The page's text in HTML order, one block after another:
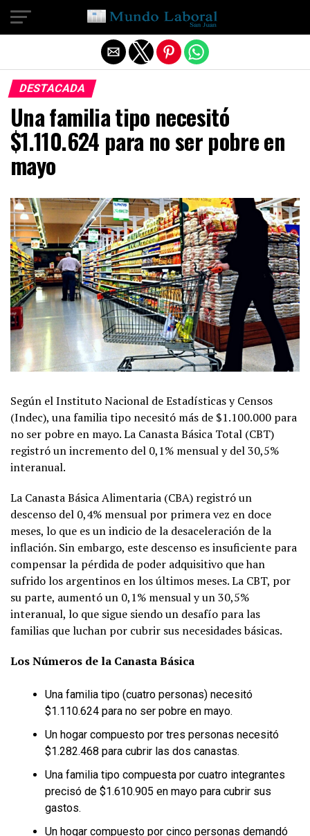
DESTACADA
Una familia tipo necesitó
$1.110.624 para no ser pobre en
mayo
Según el Instituto Nacional de Estadísticas y Censos
(Indec), una familia tipo necesitó más de $1.100.000 para
no ser pobre en mayo. La Canasta Básica Total (CBT)
registró un incremento del 0,1% mensual y del 30,5%
interanual.
La Canasta Básica Alimentaria (CBA) registró un
descenso del 0,4% mensual por primera vez en doce
meses, lo que es un indicio de la desaceleración de la
inflación. Sin embargo, este descenso es insuficiente para
compensar la pérdida de poder adquisitivo que han
sufrido los argentinos en los últimos meses. La CBT, por
su parte, aumentó un 0,1% mensual y un 30,5%
interanual, lo que sigue siendo un desafío para las
familias que luchan por cubrir sus necesidades básicas.
Los Números de la Canasta Básica
Una familia tipo (cuatro personas) necesitó
$1.110.624 para no ser pobre en mayo.
Un hogar compuesto por tres personas necesitó
$1.282.468 para cubrir las dos canastas.
Una familia tipo compuesta por cuatro integrantes
precisó de $1.610.905 en mayo para cubrir sus
gastos.
Un hogar compuesto por cinco personas demandó
Salir de la versión móvil